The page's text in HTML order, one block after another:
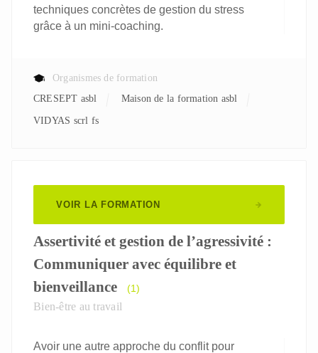
techniques concrètes de gestion du stress
grâce à un mini-coaching.
Organismes de formation
CRESEPT asbl
Maison de la formation asbl
VIDYAS scrl fs
VOIR LA FORMATION
Assertivité et gestion de l’agressivité :
Communiquer avec équilibre et
bienveillance
(1)
Bien-être au travail
Avoir une autre approche du conflit pour